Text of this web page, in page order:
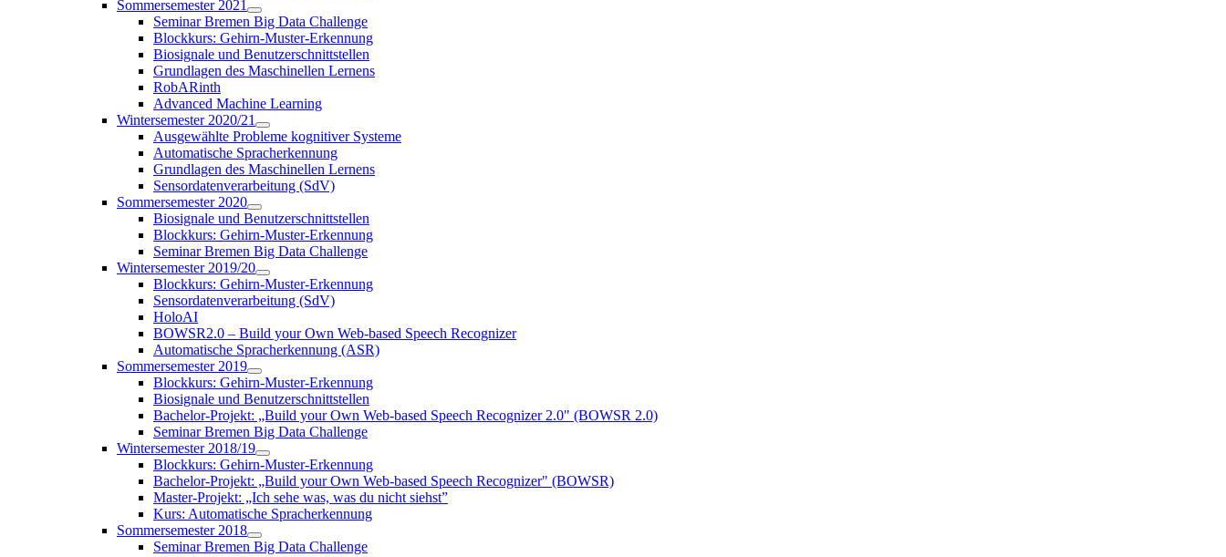
Sommersemester 2021
Seminar Bremen Big Data Challenge
Blockkurs: Gehirn-Muster-Erkennung
Biosignale und Benutzerschnittstellen
Grundlagen des Maschinellen Lernens
RobARinth
Advanced Machine Learning
Wintersemester 2020/21
Ausgewählte Probleme kognitiver Systeme
Automatische Spracherkennung
Grundlagen des Maschinellen Lernens
Sensordatenverarbeitung (SdV)
Sommersemester 2020
Biosignale und Benutzerschnittstellen
Blockkurs: Gehirn-Muster-Erkennung
Seminar Bremen Big Data Challenge
Wintersemester 2019/20
Blockkurs: Gehirn-Muster-Erkennung
Sensordatenverarbeitung (SdV)
HoloAI
BOWSR2.0 – Build your Own Web-based Speech Recognizer
Automatische Spracherkennung (ASR)
Sommersemester 2019
Blockkurs: Gehirn-Muster-Erkennung
Biosignale und Benutzerschnittstellen
Bachelor-Projekt: „Build your Own Web-based Speech Recognizer 2.0" (BOWSR 2.0)
Seminar Bremen Big Data Challenge
Wintersemester 2018/19
Blockkurs: Gehirn-Muster-Erkennung
Bachelor-Projekt: „Build your Own Web-based Speech Recognizer" (BOWSR)
Master-Projekt: „Ich sehe was, was du nicht siehst”
Kurs: Automatische Spracherkennung
Sommersemester 2018
Seminar Bremen Big Data Challenge